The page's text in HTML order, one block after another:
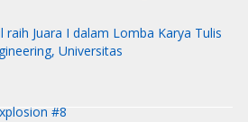
raih Juara I dalam Lomba Karya Tulis
Universitas
#8